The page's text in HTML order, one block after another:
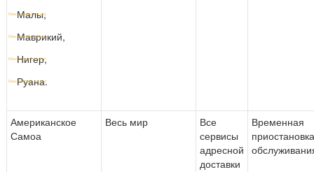
Малы,
Маврикий,
Нигер,
Руана.
Американское
Самоа
Весь мир
Все
сервисы
адресной
доставки
Временная